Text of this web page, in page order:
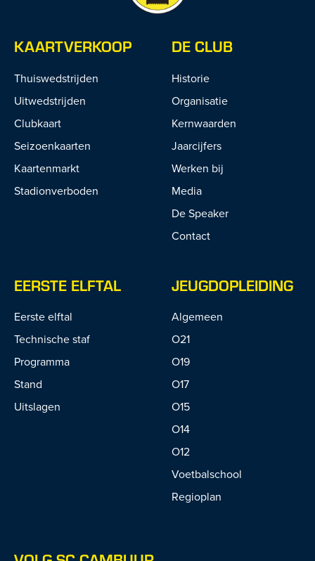
KAARTVERKOOP
Thuiswedstrijden
Uitwedstrijden
Clubkaart
Seizoenkaarten
Kaartenmarkt
Stadionverboden
DE CLUB
Historie
Organisatie
Kernwaarden
Jaarcijfers
Werken bij
Media
De Speaker
Contact
EERSTE ELFTAL
Eerste elftal
Technische staf
Programma
Stand
Uitslagen
JEUGDOPLEIDING
Algemeen
O21
O19
O17
O15
O14
O12
Voetbalschool
Regioplan